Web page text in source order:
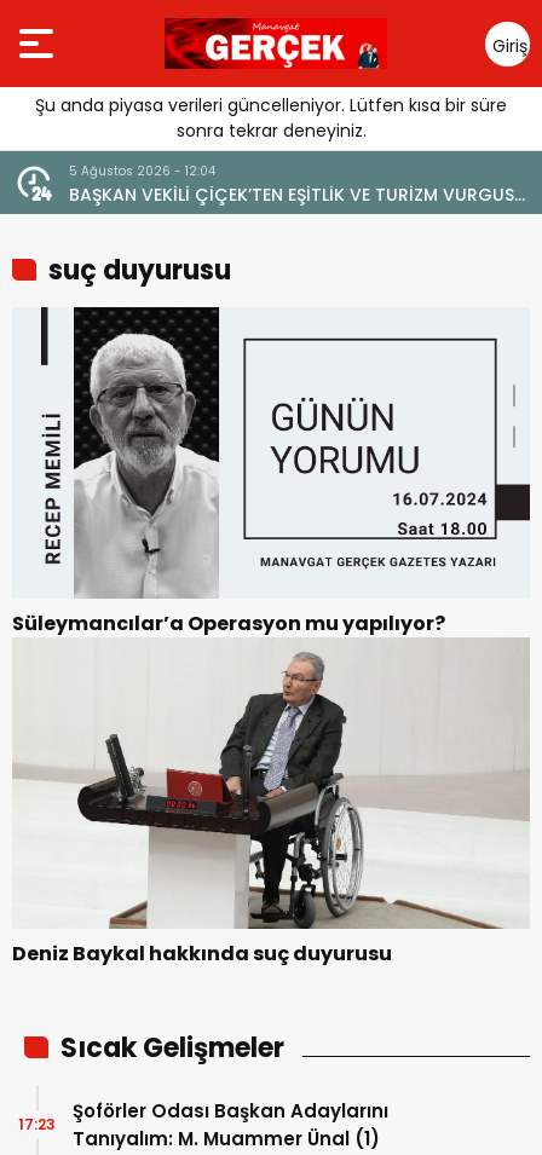
Giriş
Yap
Şu anda piyasa verileri güncelleniyor. Lütfen kısa bir süre
sonra tekrar deneyiniz.
VE TURİZM VURGUSU:
ZARAR VERİLMEMELİ”
4 Ağustos 2026 - 19:47
YENİ BİR DİN: SOSYAL MEDYA
suç duyurusu
Süleymancılar’a Operasyon mu yapılıyor?
Deniz Baykal hakkında suç duyurusu
Sıcak Gelişmeler
Şoförler Odası Başkan Adaylarını
Tanıyalım: M. Muammer Ünal (1)
17:23